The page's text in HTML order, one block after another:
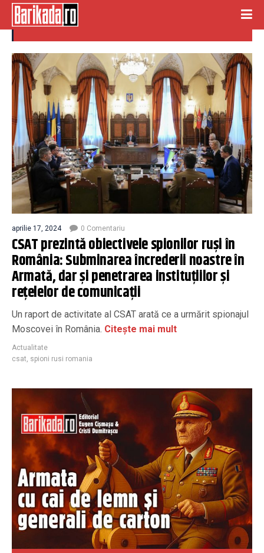
csat
aprilie 17, 2024 0 Comentariu
CSAT prezintă obiectivele spionilor ruși în
România: Subminarea încrederii noastre în
Armată, dar și penetrarea instituțiilor și
rețelelor de comunicații
Un raport de activitate al CSAT arată ce a urmărit spionajul
Moscovei în România. Citește mai mult
Actualitate
csat, spioni rusi romania